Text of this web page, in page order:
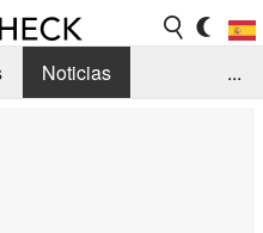
Noticias
...